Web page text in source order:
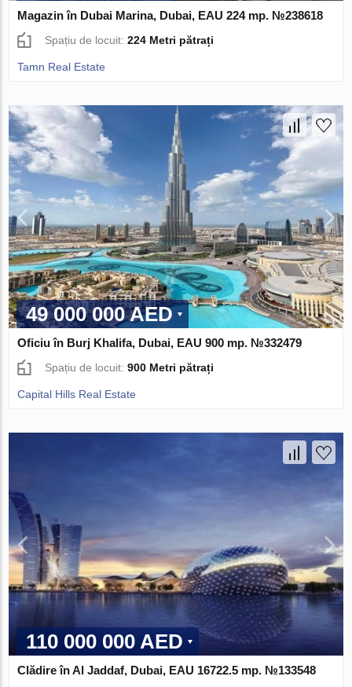
Magazin în Dubai Marina, Dubai, EAU 224 mp. №238618
Spațiu de locuit:224 Metri pătrați
Tamn Real Estate
49 000 000 AED
Oficiu în Burj Khalifa, Dubai, EAU 900 mp. №332479
Spațiu de locuit:900 Metri pătrați
Capital Hills Real Estate
110 000 000 AED
Clădire în Al Jaddaf, Dubai, EAU 16722.5 mp. №133548